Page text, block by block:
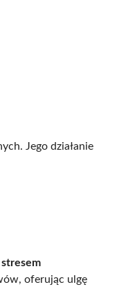
Jego działanie
oferując ulgę